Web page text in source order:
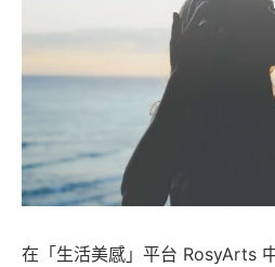
在「生活美感」平台 RosyArts